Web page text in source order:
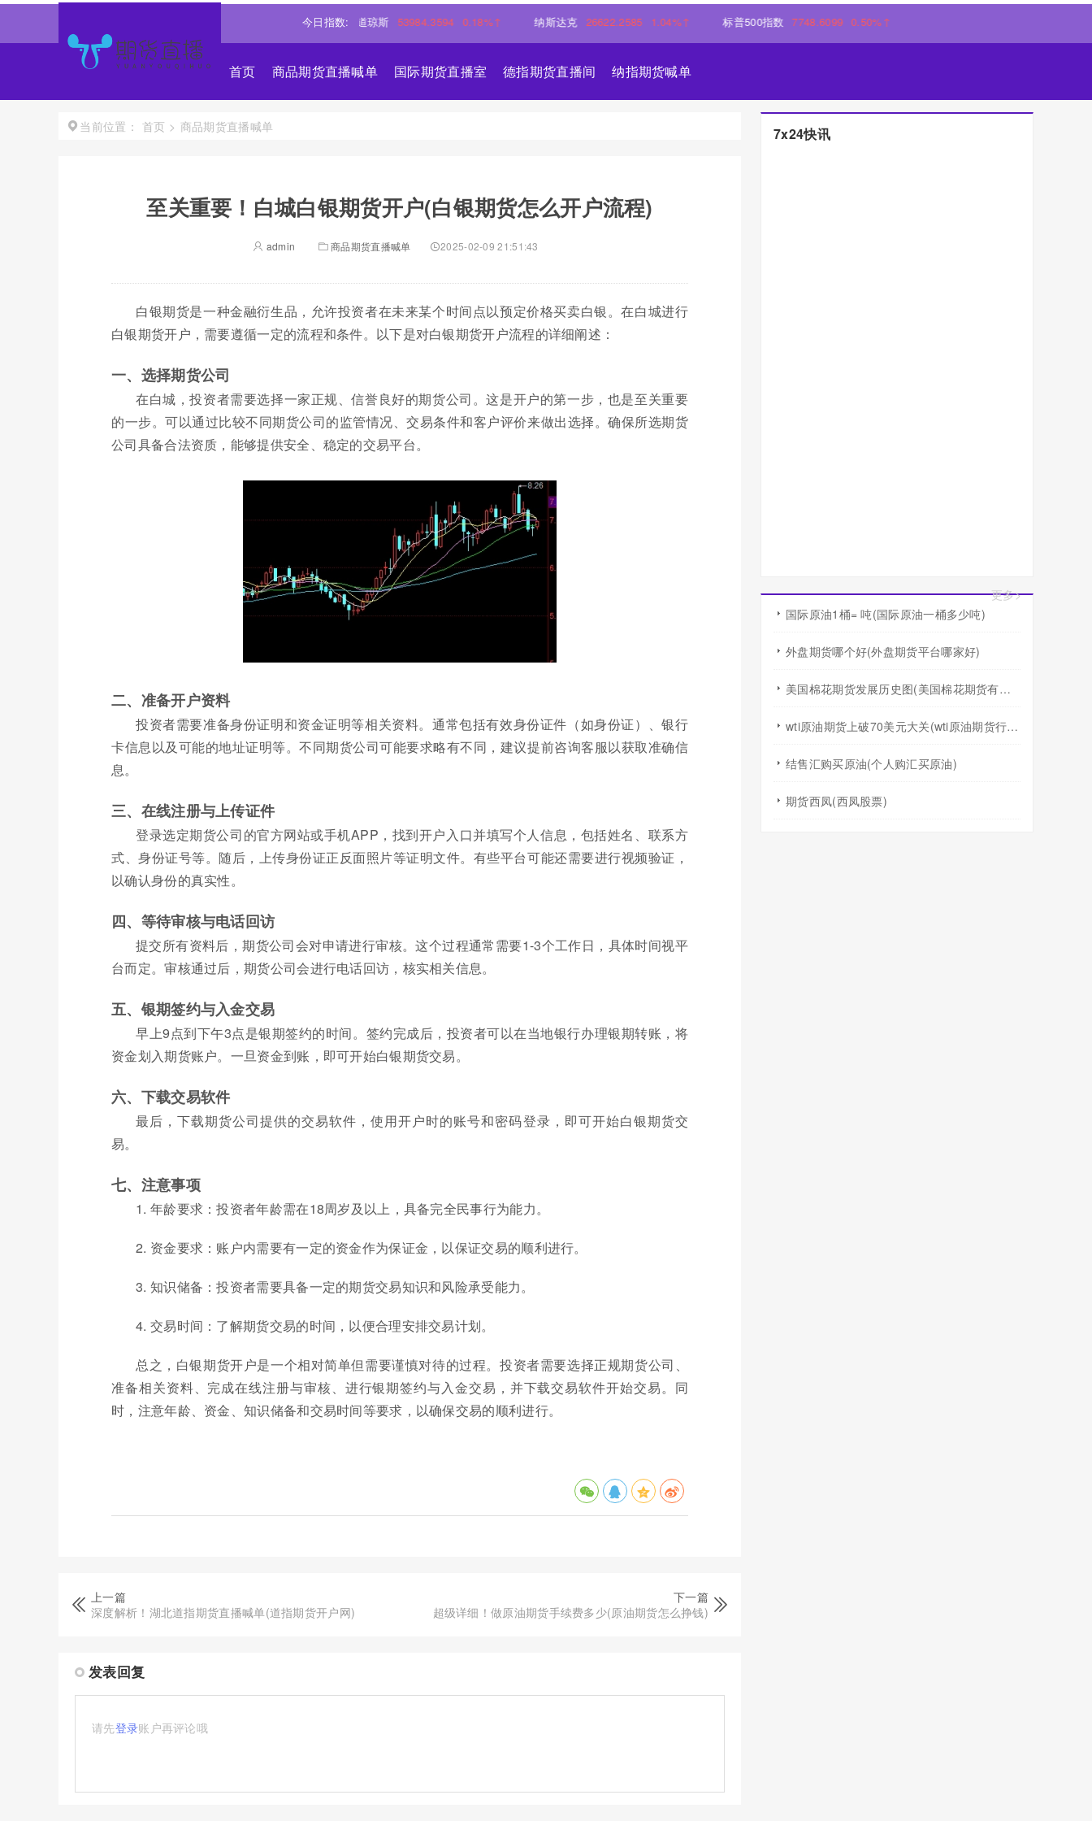
今日指数:
道琼斯 53984.3594 0.18%↑ 纳斯达克 26622.2585 1.04%↑ 标普500指数 7748.6099 0.50%↑
首页 商品期货直播喊单 国际期货直播室 德指期货直播间 纳指期货喊单
当前位置： 首页 > 商品期货直播喊单
至关重要！白城白银期货开户(白银期货怎么开户流程)
admin 商品期货直播喊单 2025-02-09 21:51:43
白银期货是一种金融衍生品，允许投资者在未来某个时间点以预定价格买卖白银。在白城进行
白银期货开户，需要遵循一定的流程和条件。以下是对白银期货开户流程的详细阐述：
一、选择期货公司
在白城，投资者需要选择一家正规、信誉良好的期货公司。这是开户的第一步，也是至关重要
的一步。可以通过比较不同期货公司的监管情况、交易条件和客户评价来做出选择。确保所选期货
公司具备合法资质，能够提供安全、稳定的交易平台。
二、准备开户资料
投资者需要准备身份证明和资金证明等相关资料。通常包括有效身份证件（如身份证）、银行
卡信息以及可能的地址证明等。不同期货公司可能要求略有不同，建议提前咨询客服以获取准确信
息。
三、在线注册与上传证件
登录选定期货公司的官方网站或手机APP，找到开户入口并填写个人信息，包括姓名、联系方
式、身份证号等。随后，上传身份证正反面照片等证明文件。有些平台可能还需要进行视频验证，
以确认身份的真实性。
四、等待审核与电话回访
提交所有资料后，期货公司会对申请进行审核。这个过程通常需要1-3个工作日，具体时间视平
台而定。审核通过后，期货公司会进行电话回访，核实相关信息。
五、银期签约与入金交易
早上9点到下午3点是银期签约的时间。签约完成后，投资者可以在当地银行办理银期转账，将
资金划入期货账户。一旦资金到账，即可开始白银期货交易。
六、下载交易软件
最后，下载期货公司提供的交易软件，使用开户时的账号和密码登录，即可开始白银期货交
易。
七、注意事项
1. 年龄要求：投资者年龄需在18周岁及以上，具备完全民事行为能力。
2. 资金要求：账户内需要有一定的资金作为保证金，以保证交易的顺利进行。
3. 知识储备：投资者需要具备一定的期货交易知识和风险承受能力。
4. 交易时间：了解期货交易的时间，以便合理安排交易计划。
总之，白银期货开户是一个相对简单但需要谨慎对待的过程。投资者需要选择正规期货公司、
准备相关资料、完成在线注册与审核、进行银期签约与入金交易，并下载交易软件开始交易。同
时，注意年龄、资金、知识储备和交易时间等要求，以确保交易的顺利进行。
上一篇
深度解析！湖北道指期货直播喊单(道指期货开户网)
下一篇
超级详细！做原油期货手续费多少(原油期货怎么挣钱)
发表回复
请先登录账户再评论哦
7x24快讯
更多>
国际原油1桶= 吨(国际原油一桶多少吨)
外盘期货哪个好(外盘期货平台哪家好)
美国棉花期货发展历史图(美国棉花期货有涨跌幅度限制吗)
wti原油期货上破70美元大关(wti原油期货行情)
结售汇购买原油(个人购汇买原油)
期货西凤(西凤股票)